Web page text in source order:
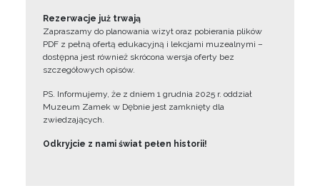
Rezerwacje już trwają
Zapraszamy do planowania wizyt oraz pobierania plików
PDF z pełną ofertą edukacyjną i lekcjami muzealnymi –
dostępna jest również skrócona wersja oferty bez
szczegółowych opisów.
PS. Informujemy, że z dniem 1 grudnia 2025 r. oddział
Muzeum Zamek w Dębnie jest zamknięty dla
zwiedzających.
Odkryjcie z nami świat pełen historii!